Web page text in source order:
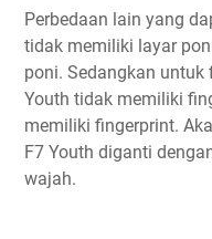
Perbedaan lain yang
tidak memiliki layar
poni. Sedangkan untuk
Youth tidak memiliki
memiliki fingerprint.
F7 Youth diganti
wajah.